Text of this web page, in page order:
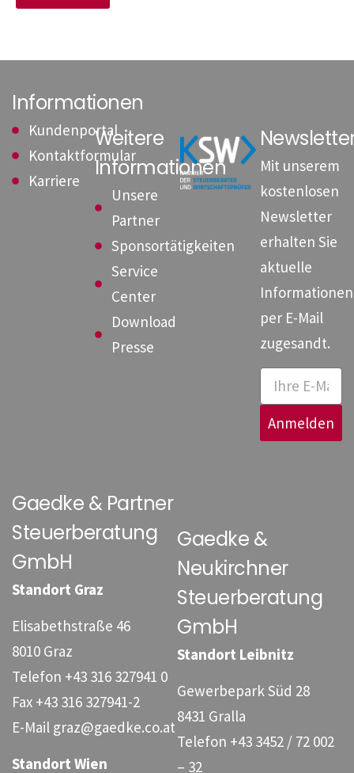
Informationen
Kundenportal
Kontaktformular
Karriere
Weitere
Informationen
Unsere
Partner
Sponsortätigkeiten
Service
Center
Download
Presse
Mit unserem
kostenlosen
Newsletter
erhalten Sie
aktuelle
Informationen
per E-Mail
zugesandt.
Anmelden
Gaedke & Partner
Steuerberatung
GmbH
Standort Graz
Elisabethstraße 46
8010 Graz
Telefon +43 316 327941 0
Fax +43 316 327941-2
E-Mail graz@gaedke.co.at
Standort Wien
Gaedke &
Neukirchner
Steuerberatung
GmbH
Standort Leibnitz
Gewerbepark Süd 28
8431 Gralla
Telefon +43 3452 / 72 002
– 32